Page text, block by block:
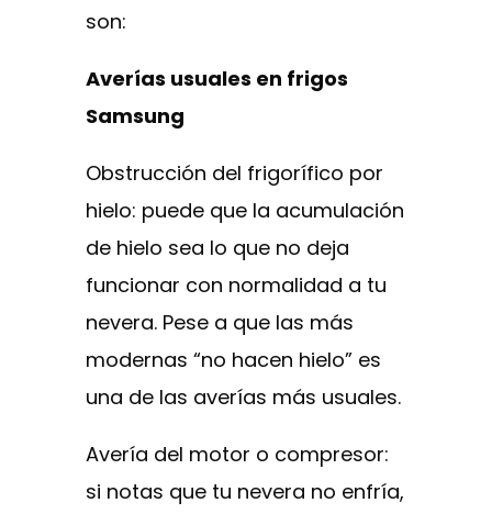
son:
Averías usuales en frigos
Samsung
Obstrucción del frigorífico por
hielo: puede que la acumulación
de hielo sea lo que no deja
funcionar con normalidad a tu
nevera. Pese a que las más
modernas “no hacen hielo” es
una de las averías más usuales.
Avería del motor o compresor:
si notas que tu nevera no enfría,